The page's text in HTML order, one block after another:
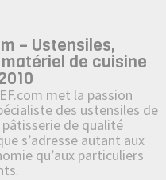
– Ustensiles,
de cuisine
met la passion
des ustensiles de
de qualité
s’adresse autant aux
qu’aux particuliers